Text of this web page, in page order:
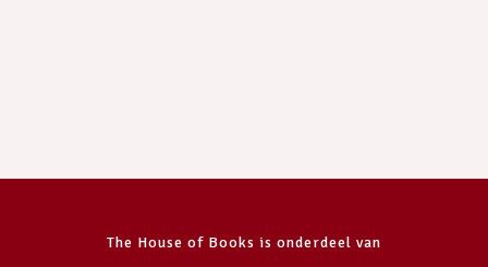
The House of Books is onderdeel van